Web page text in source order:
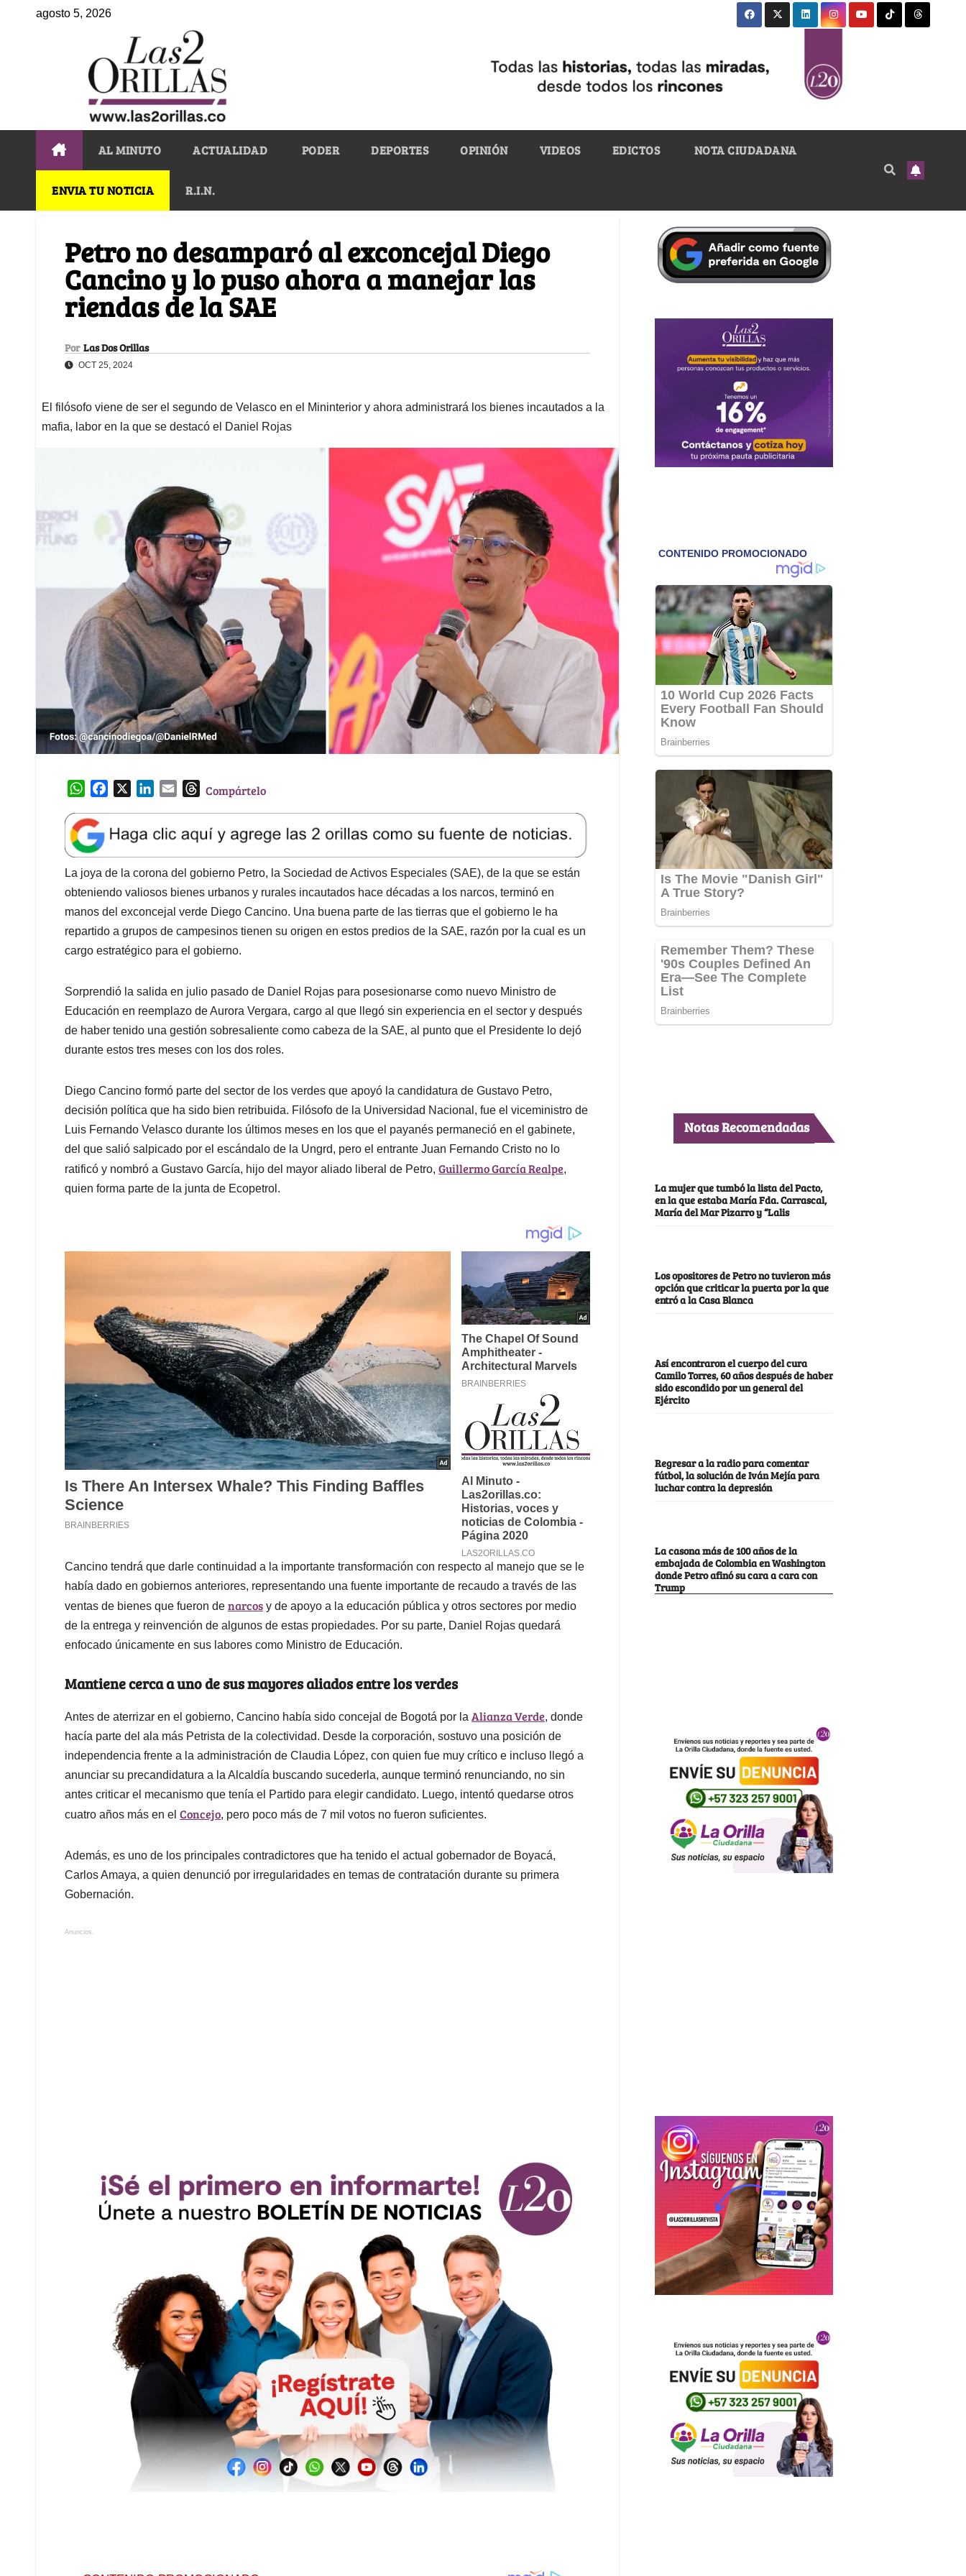
agosto 5, 2026
AL MINUTO ACTUALIDAD PODER DEPORTES OPINIÓN VIDEOS EDICTOS NOTA CIUDADANA
ENVIA TU NOTICIA R.I.N.
Petro no desamparó al exconcejal Diego
Cancino y lo puso ahora a manejar las
riendas de la SAE
Por Las Dos Orillas
OCT 25, 2024
El filósofo viene de ser el segundo de Velasco en el Mininterior y ahora administrará los bienes incautados a la
mafia, labor en la que se destacó el Daniel Rojas
W
a
t
s
A
p
p
e
b
o
o
k
k
e
d
I
n
l
T
e
a
d
s
Compártelo
La joya de la corona del gobierno Petro, la Sociedad de Activos Especiales (SAE), de la que se están
obteniendo valiosos bienes urbanos y rurales incautados hace décadas a los narcos, terminó en
manos del exconcejal verde Diego Cancino. Una buena parte de las tierras que el gobierno le ha
repartido a grupos de campesinos tienen su origen en estos predios de la SAE, razón por la cual es un
cargo estratégico para el gobierno.
Sorprendió la salida en julio pasado de Daniel Rojas para posesionarse como nuevo Ministro de
Educación en reemplazo de Aurora Vergara, cargo al que llegó sin experiencia en el sector y después
de haber tenido una gestión sobresaliente como cabeza de la SAE, al punto que el Presidente lo dejó
durante estos tres meses con los dos roles.
Diego Cancino formó parte del sector de los verdes que apoyó la candidatura de Gustavo Petro,
decisión política que ha sido bien retribuida. Filósofo de la Universidad Nacional, fue el viceministro de
Luis Fernando Velasco durante los últimos meses en los que el payanés permaneció en el gabinete,
del que salió salpicado por el escándalo de la Ungrd, pero el entrante Juan Fernando Cristo no lo
ratificó y nombró a Gustavo García, hijo del mayor aliado liberal de Petro, Guillermo García Realpe,
quien forma parte de la junta de Ecopetrol.
Cancino tendrá que darle continuidad a la importante transformación con respecto al manejo que se le
había dado en gobiernos anteriores, representando una fuente importante de recaudo a través de las
ventas de bienes que fueron de narcos y de apoyo a la educación pública y otros sectores por medio
de la entrega y reinvención de algunos de estas propiedades. Por su parte, Daniel Rojas quedará
enfocado únicamente en sus labores como Ministro de Educación.
Mantiene cerca a uno de sus mayores aliados entre los verdes
Antes de aterrizar en el gobierno, Cancino había sido concejal de Bogotá por la Alianza Verde, donde
hacía parte del ala más Petrista de la colectividad. Desde la corporación, sostuvo una posición de
independencia frente a la administración de Claudia López, con quien fue muy crítico e incluso llegó a
anunciar su precandidatura a la Alcaldía buscando sucederla, aunque terminó renunciando, no sin
antes criticar el mecanismo que tenía el Partido para elegir candidato. Luego, intentó quedarse otros
cuatro años más en el Concejo, pero poco más de 7 mil votos no fueron suficientes.
Además, es uno de los principales contradictores que ha tenido el actual gobernador de Boyacá,
Carlos Amaya, a quien denunció por irregularidades en temas de contratación durante su primera
Gobernación.
Anuncios.
Notas Recomendadas
La mujer que tumbó la lista del Pacto,
en la que estaba María Fda. Carrascal,
María del Mar Pizarro y “Lalis
Los opositores de Petro no tuvieron más
opción que criticar la puerta por la que
entró a la Casa Blanca
Así encontraron el cuerpo del cura
Camilo Torres, 60 años después de haber
sido escondido por un general del
Ejército
Regresar a la radio para comentar
fútbol, la solución de Iván Mejía para
luchar contra la depresión
La casona más de 100 años de la
embajada de Colombia en Washington
donde Petro afinó su cara a cara con
Trump